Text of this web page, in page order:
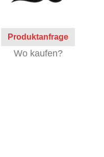
Produktanfrage
Wo kaufen?